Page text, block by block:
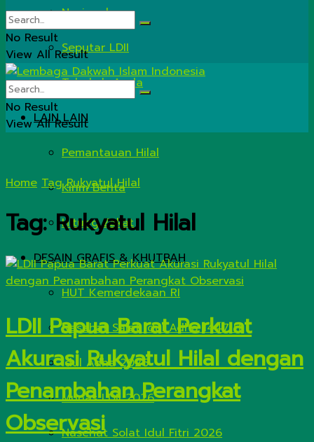
Nasional
Seputar LDII
Tahukah Anda
LAIN LAIN
Pemantauan Hilal
Kirim Berita
Hitung Zakat
DESAIN GRAFIS & KHUTBAH
HUT Kemerdekaan RI
Nasehat Salat Idul Adha 1447 H
Idul Adha 2026
Munas LDII 2026
Nasehat Solat Idul Fitri 2026
No Result
View All Result
No Result
View All Result
Home Tag Rukyatul Hilal
Tag:Rukyatul Hilal
LDII Papua Barat Perkuat
Akurasi Rukyatul Hilal dengan
Penambahan Perangkat
Observasi